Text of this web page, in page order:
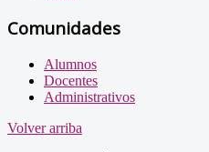
Comunidades
Alumnos
Docentes
Administrativos
Volver arriba